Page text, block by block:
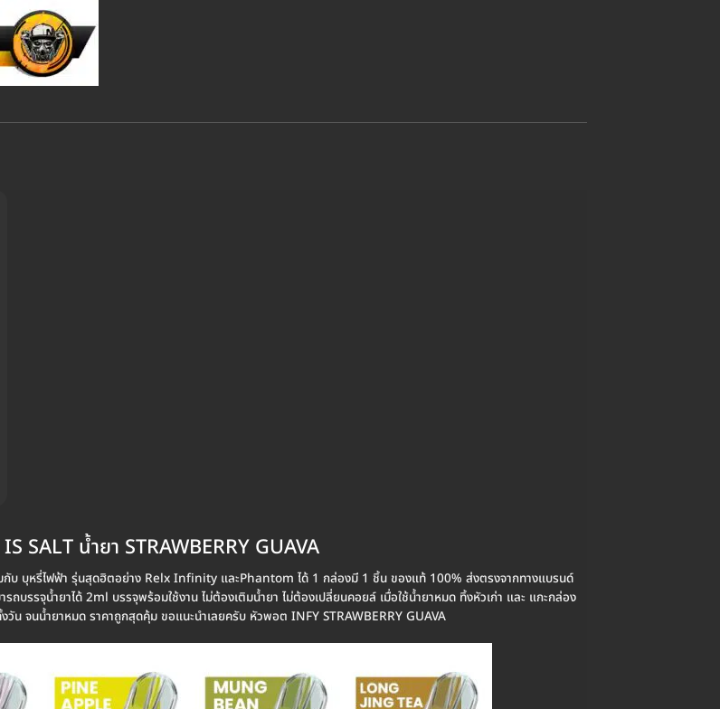
SALT น้ำยา STRAWBERRY GUAVA
มกับ บุหรี่ไฟฟ้า รุ่นสุดฮิตอย่าง Relx Infinity และPhantom ได้ 1 กล่องมี 1 ชิ้น ของแท้ 100% ส่งตรงจากทางแบรนด์
รรจุน้ำยาได้ 2ml บรรจุพร้อมใช้งาน ไม่ต้องเติมน้ำยา ไม่ต้องเปลี่ยนคอยล์ เมื่อใช้น้ำยาหมด ทิ้งหัวเก่า และ แกะกล่อง
วัน จนน้ำยาหมด ราคาถูกสุดคุ้ม ขอแนะนำเลยครับ หัวพอต INFY STRAWBERRY GUAVA